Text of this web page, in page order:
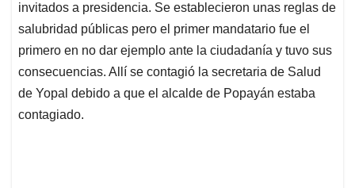
invitados a presidencia. Se establecieron unas reglas de
salubridad públicas pero el primer mandatario fue el
primero en no dar ejemplo ante la ciudadanía y tuvo sus
consecuencias. Allí se contagió la secretaria de Salud
de Yopal debido a que el alcalde de Popayán estaba
contagiado.